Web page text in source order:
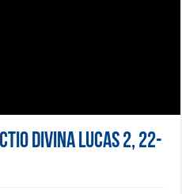
Divina Lucas 2, 22-